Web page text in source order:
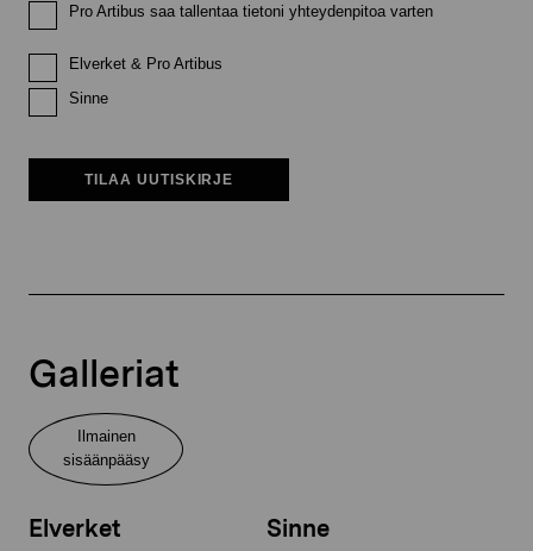
Pro Artibus saa tallentaa tietoni yhteydenpitoa varten
Elverket & Pro Artibus
Sinne
TILAA UUTISKIRJE
Galleriat
Ilmainen
sisäänpääsy
Elverket Sinne